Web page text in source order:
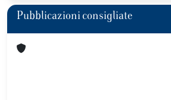
Pubblicazioni consigliate